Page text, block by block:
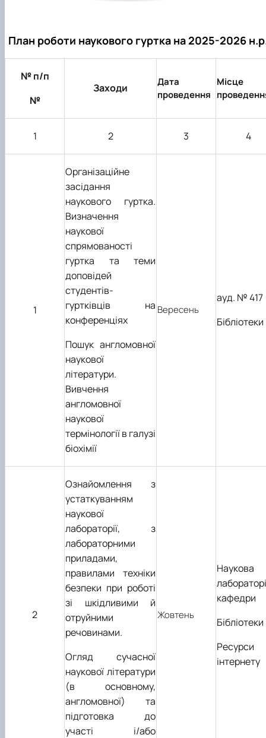
План роботи наукового гуртка на 2025-2026
№ п/п
№
Заходи
Дата
проведення
Місце
1 2 3 4
1
Організаційне
засідання
наукового гуртка.
Визначення
наукової
спрямованості
гуртка та теми
доповідей
студентів-
гуртківців на
конференціях
Пошук англомовної
наукової
літератури.
Вивчення
англомовної
наукової
термінології в галузі
біохімії
Вересень
ауд. № 417
Бібліотеки
2
Ознайомлення з
устаткуванням
наукової
лабораторії, з
лабораторними
приладами,
правилами техніки
безпеки при роботі
зі шкідливими й
отруйними
речовинами.
Огляд сучасної
наукової літератури
(в основному,
англомовної) та
підготовка до
участі і/або
Жовтень
Наукова
кафедри
Бібліотеки
Ресурси
інтернету